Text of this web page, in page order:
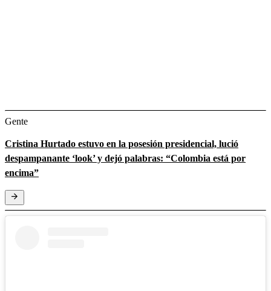
Gente
Cristina Hurtado estuvo en la posesión presidencial, lució
despampanante ‘look’ y dejó palabras: “Colombia está por
encima”